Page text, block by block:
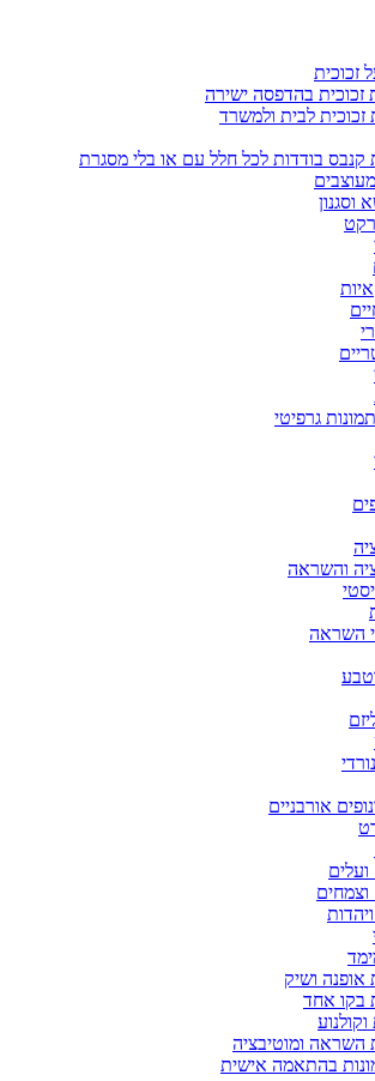
זכוכית
זכוכית בהדפסה ישירה
זכוכית לבית ולמשרד
קנבס בודדות לכל חלל עם או בלי מסגרת
וסגנון
גרפיטי
והשראה
השראה
אורבניים
אופנה ושיק
בקו אחד
השראה ומוטיבציה
בהתאמה אישית